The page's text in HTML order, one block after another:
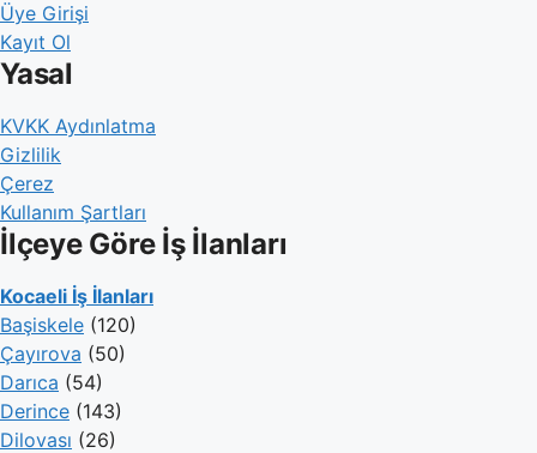
Üye Girişi
Kayıt Ol
Yasal
KVKK Aydınlatma
Gizlilik
Çerez
Kullanım Şartları
İlçeye Göre İş İlanları
Kocaeli İş İlanları
Başiskele (120)
Çayırova (50)
Darıca (54)
Derince (143)
Dilovası (26)